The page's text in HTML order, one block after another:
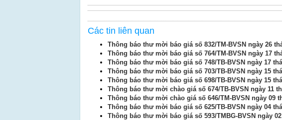
Các tin liên quan
Thông báo thư mời báo giá số 832/TM-BVSN ngày 26
Thông báo thư mời báo giá số 764/TM-BVSN ngày 17
Thông báo thư mời báo giá số 748/TB-BVSN ngày 17
Thông báo thư mời báo giá số 703/TB-BVSN ngày 15
Thông báo thư mời báo giá số 698/TB-BVSN ngày 15
Thông báo thư mời chào giá số 674/TB-BVSN ngày 11
Thông báo thư mời chào giá số 646/TM-BVSN ngày 09
Thông báo thư mời báo giá số 625/TB-BVSN ngày 04
Thông báo thư mời báo giá số 593/TMBG-BVSN ngày